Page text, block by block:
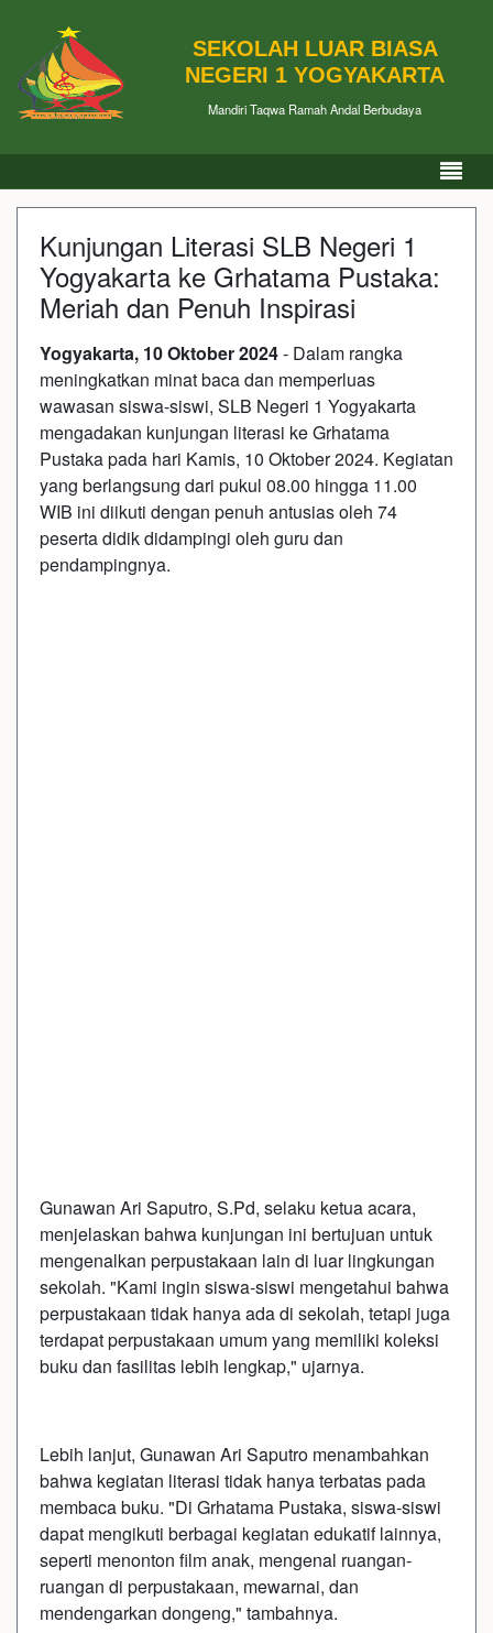
SEKOLAH LUAR BIASA
NEGERI 1 YOGYAKARTA
Mandiri Taqwa Ramah Andal Berbudaya
Kunjungan Literasi SLB Negeri 1
Yogyakarta ke Grhatama Pustaka:
Meriah dan Penuh Inspirasi
Yogyakarta, 10 Oktober 2024- Dalam rangka
meningkatkan minat baca dan memperluas
wawasan siswa-siswi, SLB Negeri 1 Yogyakarta
mengadakan kunjungan literasi ke Grhatama
Pustaka pada hari Kamis, 10 Oktober 2024. Kegiatan
yang berlangsung dari pukul 08.00 hingga 11.00
WIB ini diikuti dengan penuh antusias oleh 74
peserta didik didampingi oleh guru dan
pendampingnya.
Gunawan Ari Saputro, S.Pd, selaku ketua acara,
menjelaskan bahwa kunjungan ini bertujuan untuk
mengenalkan perpustakaan lain di luar lingkungan
sekolah. "Kami ingin siswa-siswi mengetahui bahwa
perpustakaan tidak hanya ada di sekolah, tetapi juga
terdapat perpustakaan umum yang memiliki koleksi
buku dan fasilitas lebih lengkap," ujarnya.
Lebih lanjut, Gunawan Ari Saputro menambahkan
bahwa kegiatan literasi tidak hanya terbatas pada
membaca buku. "Di Grhatama Pustaka, siswa-siswi
dapat mengikuti berbagai kegiatan edukatif lainnya,
seperti menonton film anak, mengenal ruangan-
ruangan di perpustakaan, mewarnai, dan
mendengarkan dongeng," tambahnya.